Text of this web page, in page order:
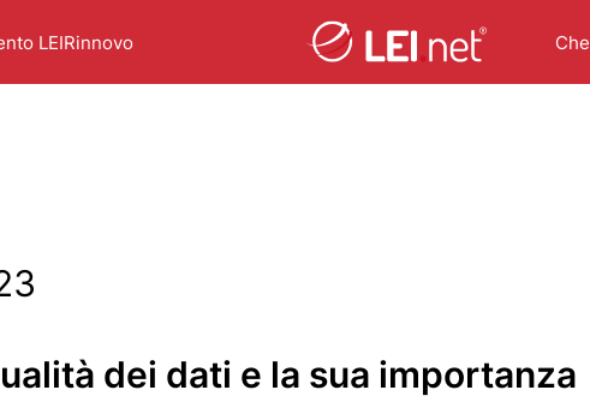
LEIRinnovo
dei dati e la sua importanza